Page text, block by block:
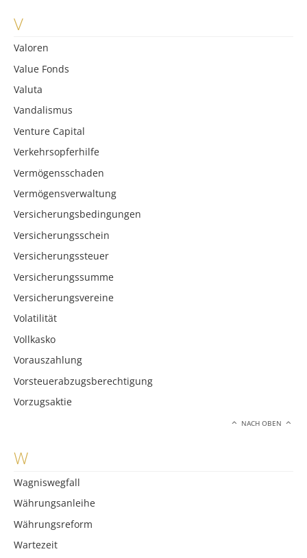
V
Valoren
Value Fonds
Valuta
Vandalismus
Venture Capital
Verkehrsopferhilfe
Vermögensschaden
Vermögensverwaltung
Versicherungsbedingungen
Versicherungsschein
Versicherungssteuer
Versicherungssumme
Versicherungsvereine
Volatilität
Vollkasko
Vorauszahlung
Vorsteuerabzugsberechtigung
Vorzugsaktie
NACH OBEN
W
Wagniswegfall
Währungsanleihe
Währungsreform
Wartezeit